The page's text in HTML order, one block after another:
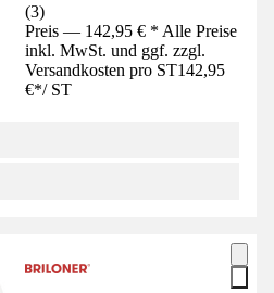
(3)
Preis — 142,95 € * Alle Preise
inkl. MwSt. und ggf. zzgl.
Versandkosten pro ST142,95
€*/ ST